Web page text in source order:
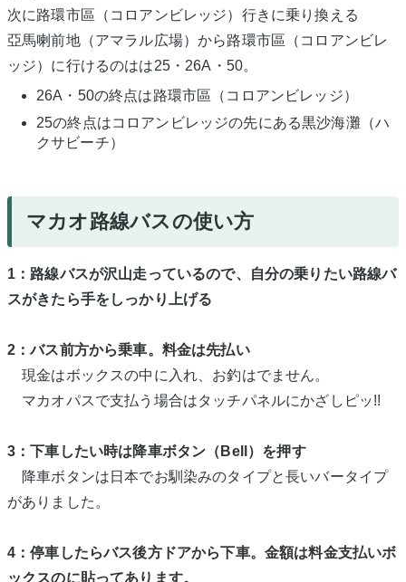
次に路環市區（コロアンビレッジ）行きに乗り換える
亞馬喇前地（アマラル広場）から路環市區（コロアンビレ
ッジ）に行けるのはは25・26A・50。
26A・50の終点は路環市區（コロアンビレッジ）
25の終点はコロアンビレッジの先にある黒沙海灘（ハ
クサビーチ）
マカオ路線バスの使い方
1：路線バスが沢山走っているので、自分の乗りたい路線バ
スがきたら手をしっかり上げる
2：バス前方から乗車。料金は先払い
現金はボックスの中に入れ、お釣はでません。
マカオパスで支払う場合はタッチパネルにかざしピッ!!
3：下車したい時は降車ボタン（Bell）を押す
降車ボタンは日本でお馴染みのタイプと長いバータイプ
がありました。
4：停車したらバス後方ドアから下車。金額は料金支払いボ
ックスのに貼ってあります。